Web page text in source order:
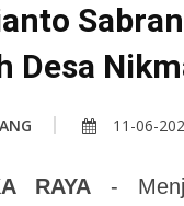
Desa
11-06-
RAYA-